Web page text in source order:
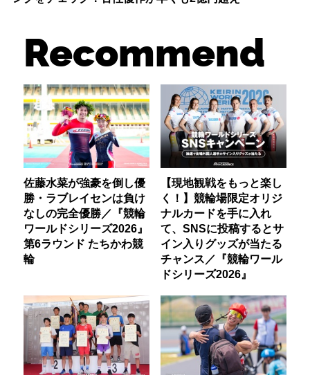
Recommend
佐藤水菜が強豪を倒し優
勝・ラブレイセンは負け
なしの完全優勝／『競輪
ワールドシリーズ2026』
第6ラウンド たちかわ競
輪
【現地観戦をもっと楽し
く！】競輪場限定オリジ
ナルカードを手に入れ
て、SNSに投稿するとサ
イン入りグッズが当たる
チャンス／『競輪ワール
ドシリーズ2026』